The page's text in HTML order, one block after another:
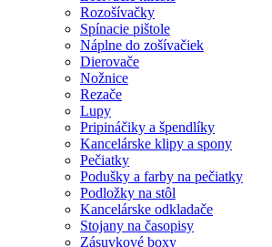
Rozošívačky
Spínacie pištole
Náplne do zošívačiek
Dierovače
Nožnice
Rezače
Lupy
Pripináčiky a špendlíky
Kancelárske klipy a spony
Pečiatky
Podušky a farby na pečiatky
Podložky na stôl
Kancelárske odkladače
Stojany na časopisy
Zásuvkové boxy